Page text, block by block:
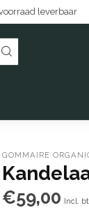
service en Drentse
GOMMAIRE
€59,00 Incl.